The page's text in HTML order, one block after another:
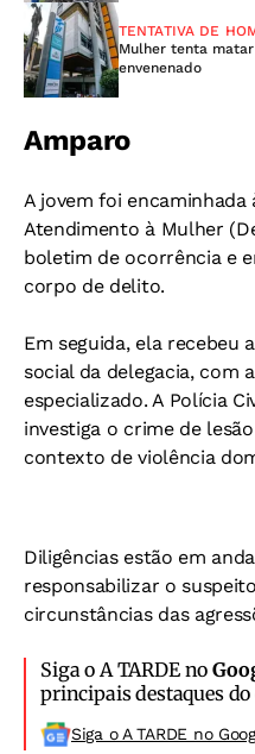
TENTATIVA DE
Mulher tenta
envenenado
Amparo
A jovem foi encaminhada
Atendimento à Mulher
boletim de ocorrência e
corpo de delito.
Em seguida, ela recebeu
social da delegacia, com
especializado.A Polícia
investiga o crime de
contexto de violência
Diligências estão em
responsabilizar o
circunstâncias das
Siga o A TARDE no
principais destaques do
Siga o A TARDE no